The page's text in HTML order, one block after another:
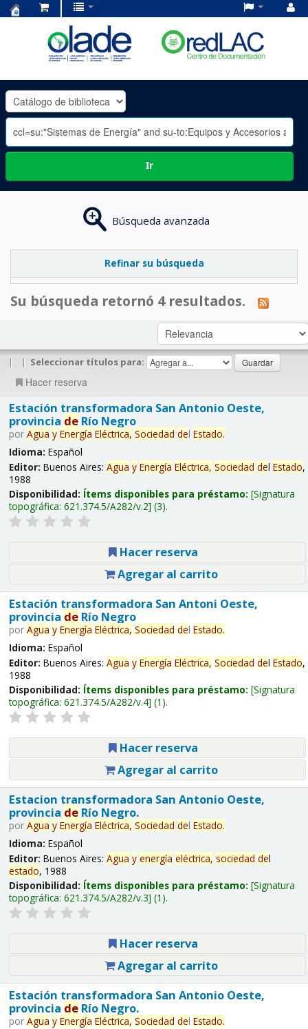
OLADE
-
Ir
Búsqueda avanzada
Refinar su búsqueda
Su búsqueda retornó 4 resultados.
| | Seleccionar títulos para:
Hacer reserva
Estación transformadora San Antonio Oeste,
provincia deRío Negro
por Agua y Energía Eléctrica, Sociedad del Estado.
Idioma: Español
Editor: Buenos Aires: Agua y Energía Eléctrica, Sociedad del Estado,
1988
Disponibilidad: Ítems disponibles para préstamo: Signatura
topográfica: 621.374.5/A282/v.2 (3).
Hacer reserva
Agregar al carrito
Estación transformadora San Antoni Oeste,
provincia deRío Negro
por Agua y Energía Eléctrica, Sociedad del Estado.
Idioma: Español
Editor: Buenos Aires: Agua y Energía Eléctrica, Sociedad del Estado,
1988
Disponibilidad: Ítems disponibles para préstamo: Signatura
topográfica: 621.374.5/A282/v.4 (1).
Hacer reserva
Agregar al carrito
Estacion transformadora San Antonio Oeste,
provincia deRío Negro.
por Agua y Energía Eléctrica, Sociedad del Estado.
Idioma: Español
Editor: Buenos Aires: Agua y energía eléctrica, sociedad del
estado, 1988
Disponibilidad: Ítems disponibles para préstamo: Signatura
topográfica: 621.374.5/A282/v.3 (1).
Hacer reserva
Agregar al carrito
Estación transformadora San Antonio Oeste,
provincia deRío Negro.
por Agua y Energía Eléctrica, Sociedad del Estado.